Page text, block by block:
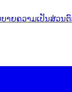
ບາຍຄວາມເປັນສ່ວນຕົ